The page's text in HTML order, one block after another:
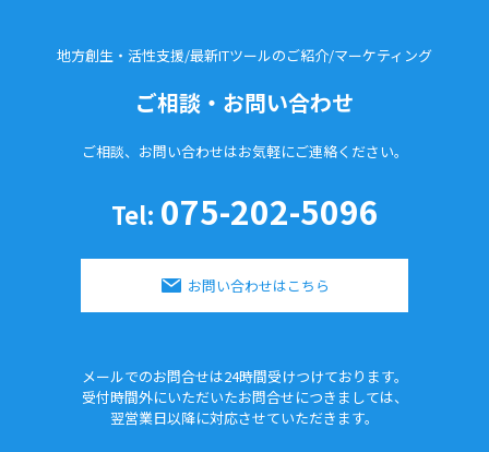
地方創生・活性支援/最新ITツールのご紹介/マーケティング
ご相談・お問い合わせ
ご相談、お問い合わせはお気軽にご連絡ください。
Tel: 075-202-5096
お問い合わせはこちら
メールでのお問合せは24時間受けつけております。
受付時間外にいただいたお問合せにつきましては、
翌営業日以降に対応させていただきます。